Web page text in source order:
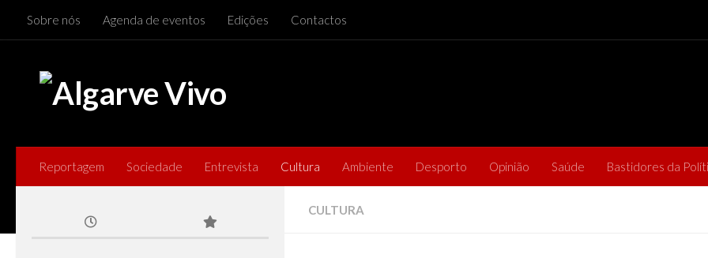
Skip to content
Sobre nós Agenda de eventos Edições Contactos
Reportagem Sociedade Entrevista Cultura Ambiente Desporto Opinião Saúde Bastidores da
CULTURA